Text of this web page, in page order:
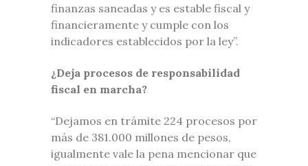
finanzas saneadas y es estable fiscal y
financieramente y cumple con los
indicadores establecidos por la ley”.
¿Deja procesos de responsabilidad
fiscal en marcha?
“Dejamos en trámite 224 procesos por
más de 381.000 millones de pesos,
igualmente vale la pena mencionar que